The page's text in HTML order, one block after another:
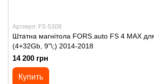
Артикул: FS-5308
Штатна магнітола FORS.auto FS 4 MAX
(4+32Gb, 9"\;) 2014-2018
14 200 грн
Купить